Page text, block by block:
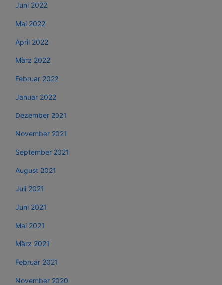
Juni 2022
Mai 2022
April 2022
März 2022
Februar 2022
Januar 2022
Dezember 2021
November 2021
September 2021
August 2021
Juli 2021
Juni 2021
Mai 2021
März 2021
Februar 2021
November 2020